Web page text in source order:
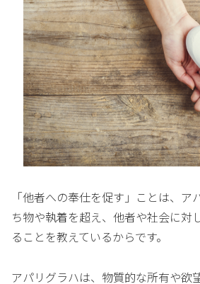
「他者への奉仕を促す」ことは、
ち物や執着を超え、他者や社会に対
ることを教えているからです。
アパリグラハは、物質的な所有や欲